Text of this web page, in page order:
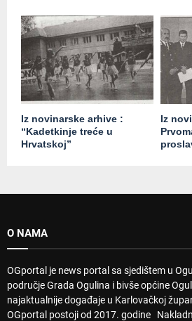
Iz novinarske arhive :
“Kadetkinje treće u
Hrvatskoj”
Iz
O NAMA
OGportal je news portal sa sjedištem u
područje Grada Ogulina i bivše općine
najaktualnije događaje u Karlovačkoj
OGportal postoji od 2017. godine